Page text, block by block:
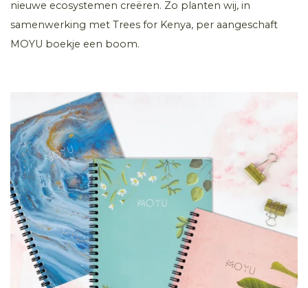
nieuwe ecosystemen creëren. Zo planten wij, in
samenwerking met Trees for Kenya, per aangeschaft
MOYU boekje een boom.